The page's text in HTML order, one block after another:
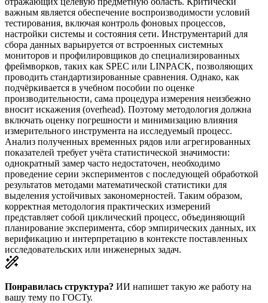
важным является обеспечение воспроизводимости условий
тестирования, включая контроль фоновых процессов,
настройки системы и состояния сети. Инструментарий для
сбора данных варьируется от встроенных системных
мониторов и профилировщиков до специализированных
фреймворков, таких как SPEC или LINPACK, позволяющих
проводить стандартизированные сравнения. Однако, как
подчёркивается в учебном пособии по оценке
производительности, сама процедура измерения неизбежно
вносит искажения (overhead). Поэтому методология должна
включать оценку погрешности и минимизацию влияния
измерительного инструмента на исследуемый процесс.
Анализ полученных временных рядов или агрегированных
показателей требует учёта статистической значимости:
однократный замер часто недостаточен, необходимо
проведение серии экспериментов с последующей обработкой
результатов методами математической статистики для
выделения устойчивых закономерностей. Таким образом,
корректная методология практических измерений
представляет собой циклический процесс, объединяющий
планирование эксперимента, сбор эмпирических данных, их
верификацию и интерпретацию в контексте поставленных
исследовательских или инженерных задач.
Понравилась структура? ИИ напишет такую же работу на
вашу тему по ГОСТу.